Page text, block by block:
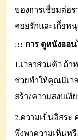
ของการเชื่อมต่อ
คอยรักและเกื้อห
::: การ ดูหนังออ
1.เวลาส่วนตัว ถ้
ช่วยทำให้คุณมีเว
สร้างความสงบเ
2.ความเป็นอิสร
พึ่งพาความเห็นห